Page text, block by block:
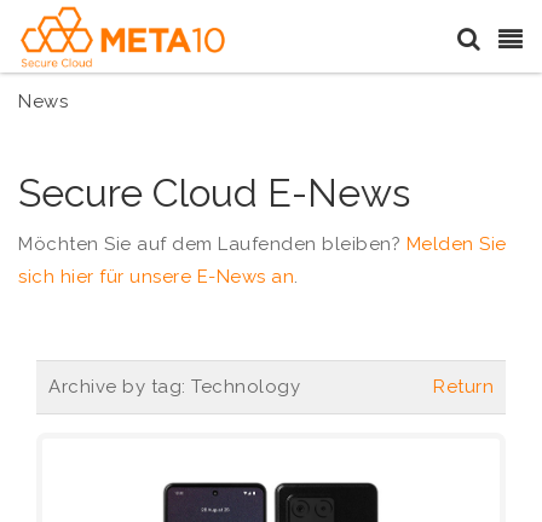
News
Secure Cloud E-News
Möchten Sie auf dem Laufenden bleiben? Melden Sie
sich hier für unsere E-News an.
Archive by tag: Technology Return